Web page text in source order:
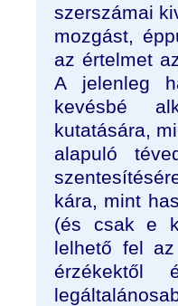
szerszámai
mozgást,
az értelmet
A jelenleg
kevésbé
kutatására,
alapuló
kára, mint
(és csak e
lelhető fel